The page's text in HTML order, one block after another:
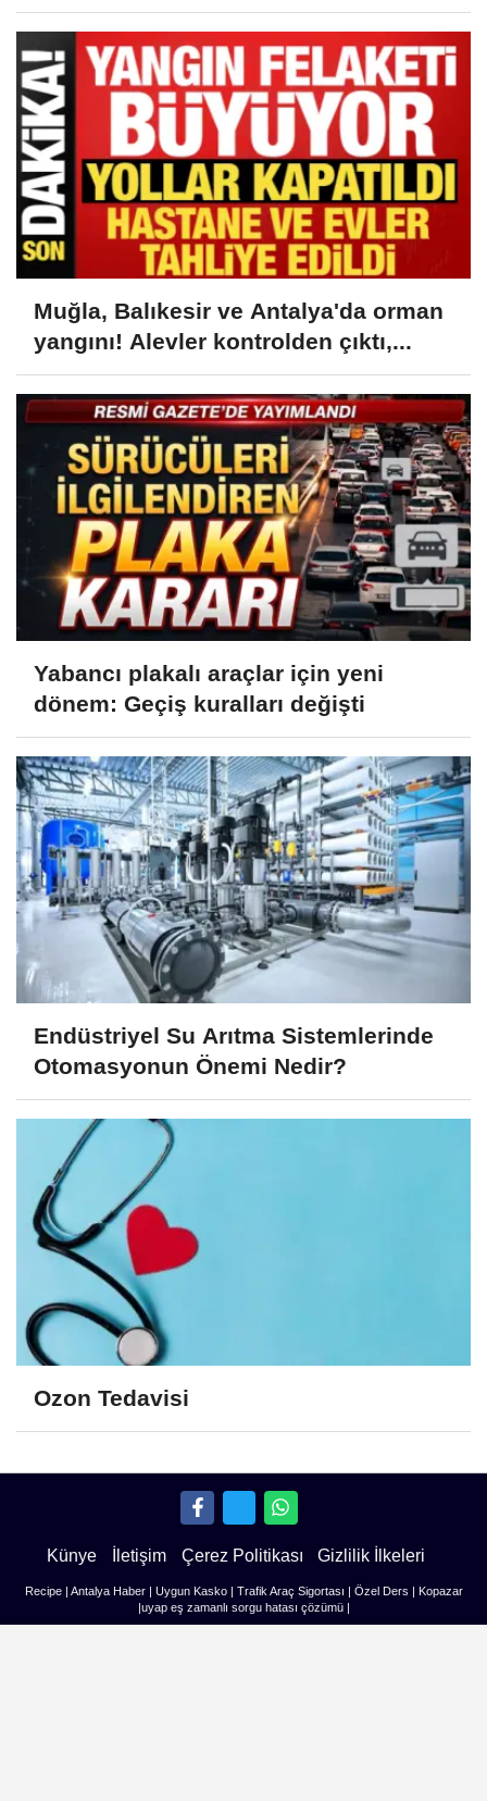
Muğla, Balıkesir ve Antalya'da orman
yangını! Alevler kontrolden çıktı,...
Yabancı plakalı araçlar için yeni
dönem: Geçiş kuralları değişti
Endüstriyel Su Arıtma Sistemlerinde
Otomasyonun Önemi Nedir?
Ozon Tedavisi
Künye İletişim Çerez Politikası Gizlilik İlkeleri
Recipe| Antalya Haber| Uygun Kasko| Trafik Araç Sigortası Özel Ders
Kopazar
uyap eş zamanlı sorgu hatası çözümü|